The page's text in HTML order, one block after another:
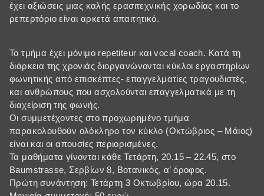
έχει αξιώσεις μιας καλής ερασιτεχνικής χορωδίας και το
ρεπερτόριο είναι αρκετά απαιτητικό.
Το τμήμα έχει μόνιμο repetiteur και vocal coach. Κατά τη
διάρκεια της χρονιάς διοργανώνονται κύκλοι εργαστηρίων
φωνητικής από επισκέπτες- επαγγελματίες τραγουδιστές,
και ανθρώπους που ασχολούνται επαγγελματικά με τη
διαχείριση της φωνής.
Οι συμμετέχοντες στο προχωρημένο τμήμα
παρακολουθούν ολόκληρο τον κύκλο (Οκτώβριος – Μάιος)
είναι και οι απουσίες περιορισμένες.
Τα μαθήματα γίνονται κάθε Τετάρτη, 20.15 – 22.45, στο
Baumstrasse, Σερβίων 8, Βοτανικός, α’ όροφος.
Πρώτη συνάντηση: Τετάρτη 3 Οκτωβρίου, ώρα 20.15.